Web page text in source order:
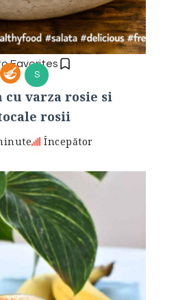
Favorites
S
cu varza rosie si
rosii
Începător